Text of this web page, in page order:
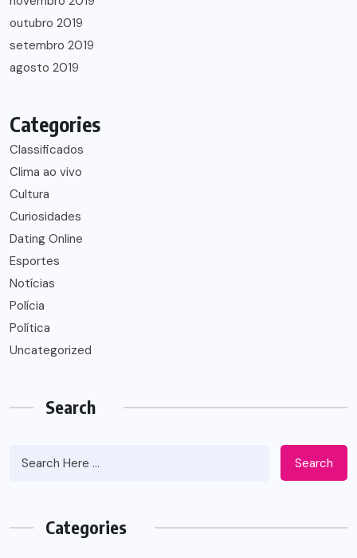
outubro 2019
setembro 2019
agosto 2019
Categories
Classificados
Clima ao vivo
Cultura
Curiosidades
Dating Online
Esportes
Notícias
Polícia
Política
Uncategorized
Search
Search
Categories